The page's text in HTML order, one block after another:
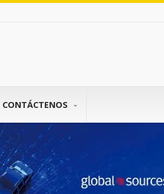
CONTÁCTENOS